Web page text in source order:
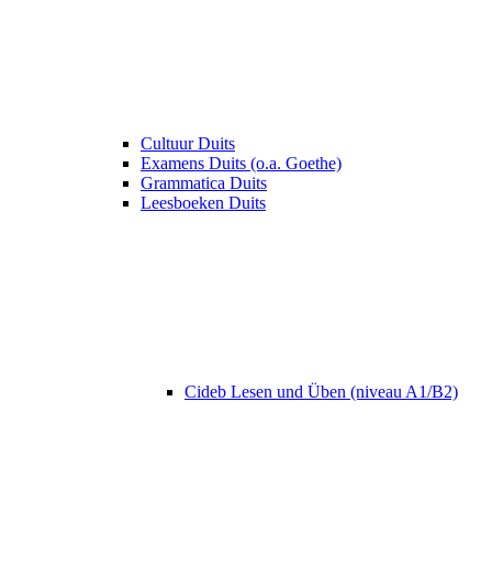
Cultuur Duits
Examens Duits (o.a. Goethe)
Grammatica Duits
Leesboeken Duits
Cideb Lesen und Üben (niveau A1/B2)